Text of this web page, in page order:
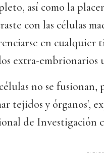
así como la
con las células
en cualquier
extra-embrionarios
no se
tejidos y órganos',
de Investigación